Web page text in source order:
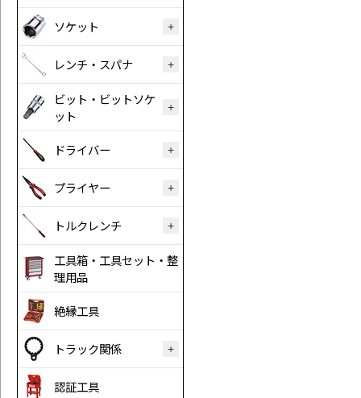
ソケット
レンチ・スパナ
ビット・ビットソケ
ット
ドライバー
プライヤー
トルクレンチ
工具箱・工具セット・整
理用品
絶縁工具
トラック関係
認証工具